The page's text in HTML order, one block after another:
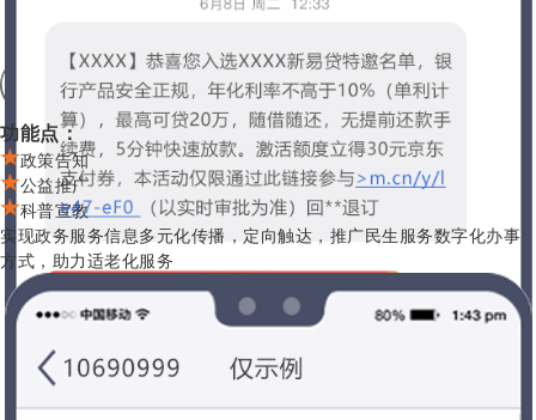
政务服务
功能点：
政策告知
公益推广
科普宣教
实现政务服务信息多元化传播，定向触达，推广民生服务数字化办事
方式，助力适老化服务